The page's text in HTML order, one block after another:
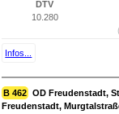
DTV
10.280
Infos...
B 462 OD Freudenstadt,
Freudenstadt,